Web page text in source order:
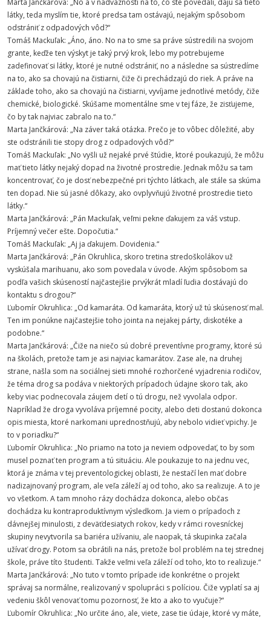
Marta Jančkárová: „No a v nadväznosti na to, čo ste povedali, dajú sa tieto
látky, teda myslím tie, ktoré predsa tam ostávajú, nejakým spôsobom
odstrániť z odpadových vôd?“
Tomáš Mackuľak: „Áno, áno. No na to sme sa práve sústredili na svojom
grante, keďže ten výskyt je taký prvý krok, lebo my potrebujeme
zadefinovať si látky, ktoré je nutné odstrániť, no a následne sa sústredíme
na to, ako sa chovajú na čistiarni, čiže či prechádzajú do riek. A práve na
základe toho, ako sa chovajú na čistiarni, vyvíjame jednotlivé metódy, čiže
chemické, biologické. Skúšame momentálne sme v tej fáze, že zisťujeme,
čo by tak najviac zabralo na to.“
Marta Jančkárová: „Na záver taká otázka. Prečo je to vôbec dôležité, aby
ste odstránili tie stopy drog z odpadových vôd?“
Tomáš Mackuľak: „No vyšli už nejaké prvé štúdie, ktoré poukazujú, že môžu
mať tieto látky nejaký dopad na životné prostredie. Jednak môžu sa tam
koncentrovať, čo je dosť nebezpečné pri týchto látkach, ale stále sa skúma
ten dopad. Nie sú jasné dôkazy, ako ovplyvňujú životné prostredie tieto
látky.“
Marta Jančkárová: „Pán Mackuľak, veľmi pekne ďakujem za váš vstup.
Príjemný večer ešte. Dopočutia.“
Tomáš Mackuľak: „Aj ja ďakujem. Dovidenia.“
Marta Jančkárová: „Pán Okruhlica, skoro tretina stredoškolákov už
vyskúšala marihuanu, ako som povedala v úvode. Akým spôsobom sa
podľa vašich skúseností najčastejšie prvýkrát mladí ľudia dostávajú do
kontaktu s drogou?“
Ľubomír Okruhlica: „Od kamaráta. Od kamaráta, ktorý už tú skúsenosť mal.
Ten im ponúkne najčastejšie toho jointa na nejakej párty, diskotéke a
podobne.“
Marta Jančkárová: „Čiže na niečo sú dobré preventívne programy, ktoré sú
na školách, pretože tam je asi najviac kamarátov. Zase ale, na druhej
strane, našla som na sociálnej sieti mnohé rozhorčené vyjadrenia rodičov,
že téma drog sa podáva v niektorých prípadoch údajne skoro tak, ako
keby viac podnecovala záujem detí o tú drogu, než vyvolala odpor.
Napríklad že droga vyvoláva príjemné pocity, alebo deti dostanú dokonca
opis miesta, ktoré narkomani uprednostňujú, aby nebolo vidieť vpichy. Je
to v poriadku?“
Ľubomír Okruhlica: „No priamo na toto ja neviem odpovedať, to by som
musel poznať ten program a tú situáciu. Ale poukazuje to na jednu vec,
ktorá je známa v tej preventologickej oblasti, že nestačí len mať dobre
nadizajnovaný program, ale veľa záleží aj od toho, ako sa realizuje. A to je
vo všetkom. A tam mnoho rázy dochádza dokonca, alebo občas
dochádza ku kontraproduktívnym výsledkom. Ja viem o prípadoch z
dávnejšej minulosti, z deväťdesiatych rokov, kedy v rámci rovesníckej
skupiny nevytvorila sa bariéra užívaniu, ale naopak, tá skupinka začala
užívať drogy. Potom sa obrátili na nás, pretože bol problém na tej strednej
škole, práve títo študenti. Takže veľmi veľa záleží od toho, kto to realizuje.“
Marta Jančkárová: „No tuto v tomto prípade ide konkrétne o projekt
správaj sa normálne, realizovaný v spolupráci s políciou. Čiže vyplatí sa aj
vedeniu škôl venovať tomu pozornosť, že kto a ako to vyučuje?“
Ľubomír Okruhlica: „No určite áno, ale, viete, zase tie údaje, ktoré vy máte,